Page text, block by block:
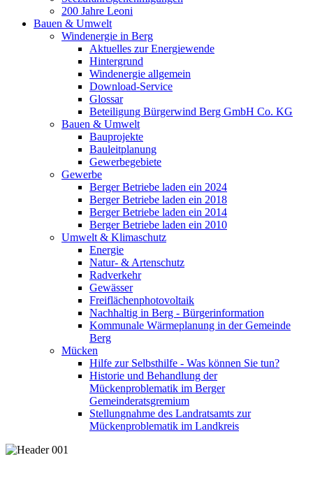
200 Jahre Leoni
Bauen & Umwelt
Windenergie in Berg
Aktuelles zur Energiewende
Hintergrund
Windenergie allgemein
Download-Service
Glossar
Beteiligung Bürgerwind Berg GmbH Co. KG
Bauen & Umwelt
Bauprojekte
Bauleitplanung
Gewerbegebiete
Gewerbe
Berger Betriebe laden ein 2024
Berger Betriebe laden ein 2018
Berger Betriebe laden ein 2014
Berger Betriebe laden ein 2010
Umwelt & Klimaschutz
Energie
Natur- & Artenschutz
Radverkehr
Gewässer
Freiflächenphotovoltaik
Nachhaltig in Berg - Bürgerinformation
Kommunale Wärmeplanung in der Gemeinde
Berg
Mücken
Hilfe zur Selbsthilfe - Was können Sie tun?
Historie und Behandlung der
Mückenproblematik im Berger
Gemeinderatsgremium
Stellungnahme des Landratsamts zur
Mückenproblematik im Landkreis